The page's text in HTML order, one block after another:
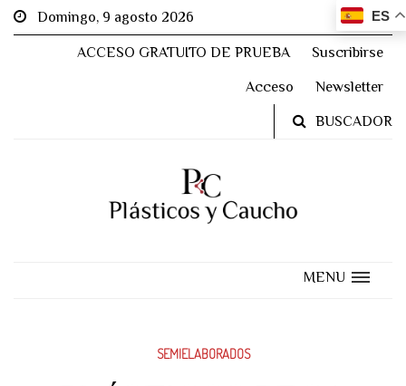
ES
Domingo, 9 agosto 2026
ACCESO GRATUITO DE PRUEBA Suscribirse
Acceso Newsletter
BUSCADOR
MENU
SEMIELABORADOS